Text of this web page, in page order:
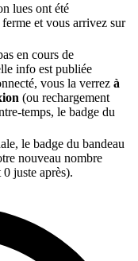
lues ont été
et vous arrivez sur
en cours de
info est publiée
vous la verrez à
(ou rechargement
temps, le badge du
le badge du bandeau
nouveau nombre
juste après).